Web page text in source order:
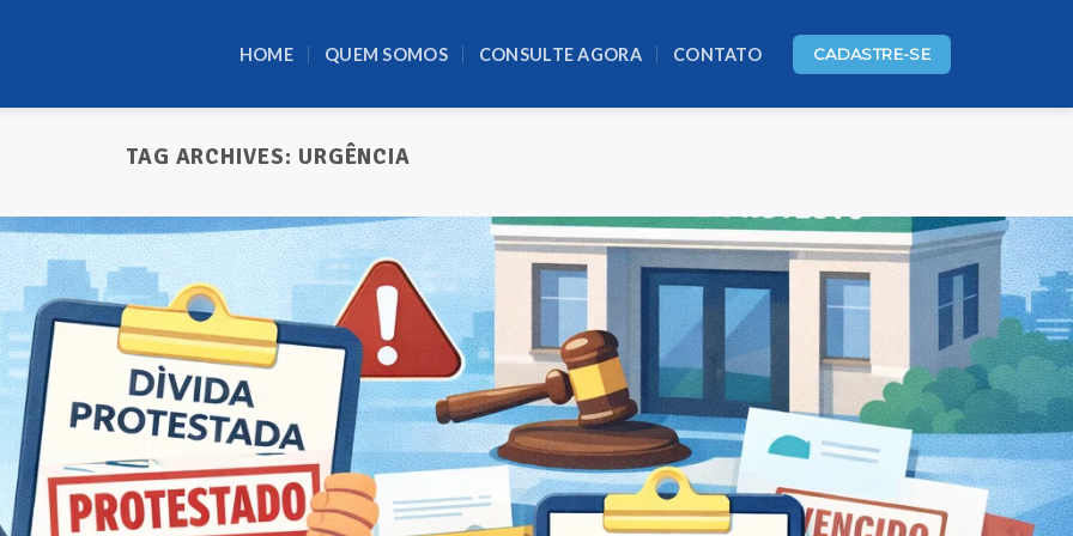
HOME QUEM SOMOS CONSULTE AGORA CONTATO CADASTRE-SE
TAG ARCHIVES: URGÊNCIA